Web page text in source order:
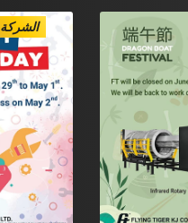
الشركة